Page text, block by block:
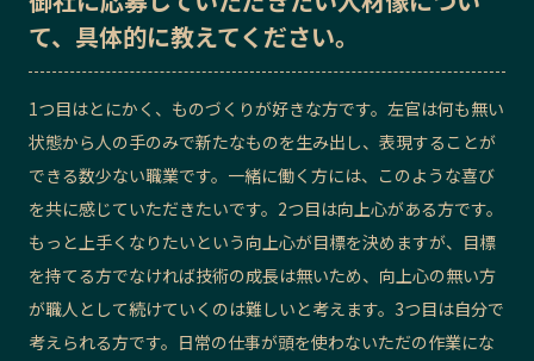
て、具体的に教えてください。
1つ目はとにかく、ものづくりが好きな方です。左官は何も無い
状態から人の手のみで新たなものを生み出し、表現することが
できる数少ない職業です。一緒に働く方には、このような喜び
を共に感じていただきたいです。2つ目は向上心がある方です。
もっと上手くなりたいという向上心が目標を決めますが、目標
を持てる方でなければ技術の成長は無いため、向上心の無い方
が職人として続けていくのは難しいと考えます。3つ目は自分で
考えられる方です。日常の仕事が頭を使わないただの作業にな